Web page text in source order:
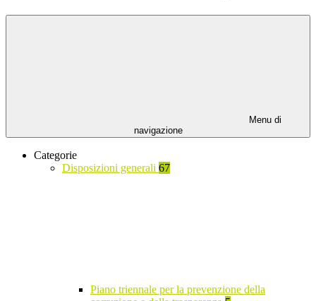
Menu di
navigazione
Categorie
Disposizioni generali 67
Piano triennale per la prevenzione della